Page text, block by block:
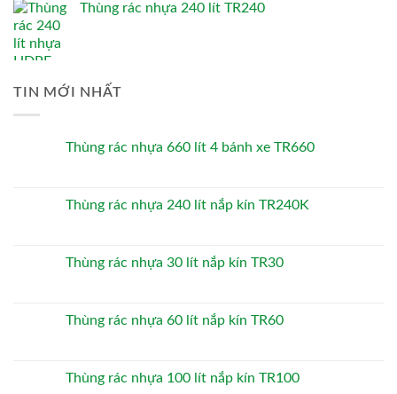
Thùng rác nhựa 240 lít TR240
TIN MỚI NHẤT
Thùng rác nhựa 660 lít 4 bánh xe TR660
Thùng rác nhựa 240 lít nắp kín TR240K
Thùng rác nhựa 30 lít nắp kín TR30
Thùng rác nhựa 60 lít nắp kín TR60
Thùng rác nhựa 100 lít nắp kín TR100